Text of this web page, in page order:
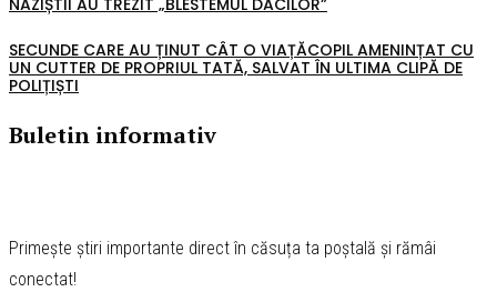
SECUNDE CARE AU ȚINUT CÂT O VIAȚĂCOPIL AMENINȚAT CU
UN CUTTER DE PROPRIUL TATĂ, SALVAT ÎN ULTIMA CLIPĂ DE
POLIȚIȘTI
Buletin informativ
Primește știri importante direct în căsuța ta poștală și rămâi
conectat!